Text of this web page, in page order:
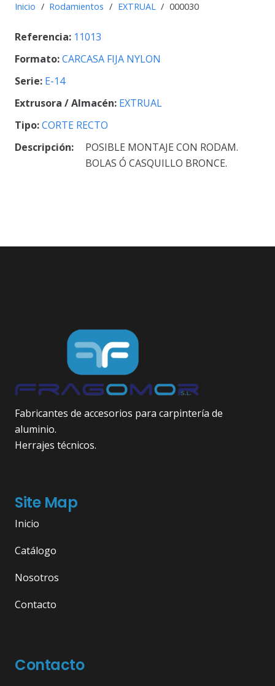
Inicio / Rodamientos / EXTRUAL / 000030
Referencia: 11013
Formato:CARCASA FIJA NYLON
Serie: E-14
Extrusora / Almacén: EXTRUAL
Tipo:CORTE RECTO
Descripción:
POSIBLE MONTAJE CON RODAM.
BOLAS Ó CASQUILLO BRONCE.
Fabricantes de accesorios para carpintería de
aluminio.
Herrajes técnicos.
Site Map
Inicio
Catálogo
Nosotros
Contacto
Contacto